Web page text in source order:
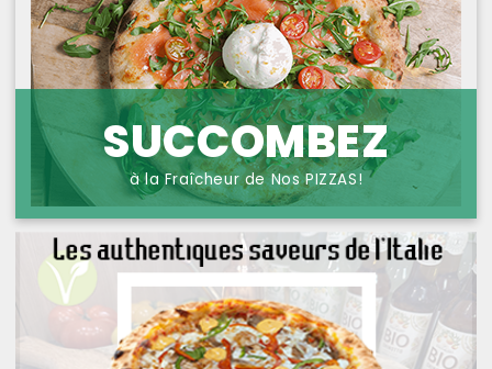
NOS PIZZAS FROMAGES
NOS SAVEURS D AILLEURS
OFFRE PRIMA
OFFRE MEZZO
MENUS BAMBINO
NOS PATES GRATINEES
NOS BURRITOS GRATINES
PROTECTION DES
DONNÉES
SUCCOMBEZ
à la Fraîcheur de Nos PIZZAS!